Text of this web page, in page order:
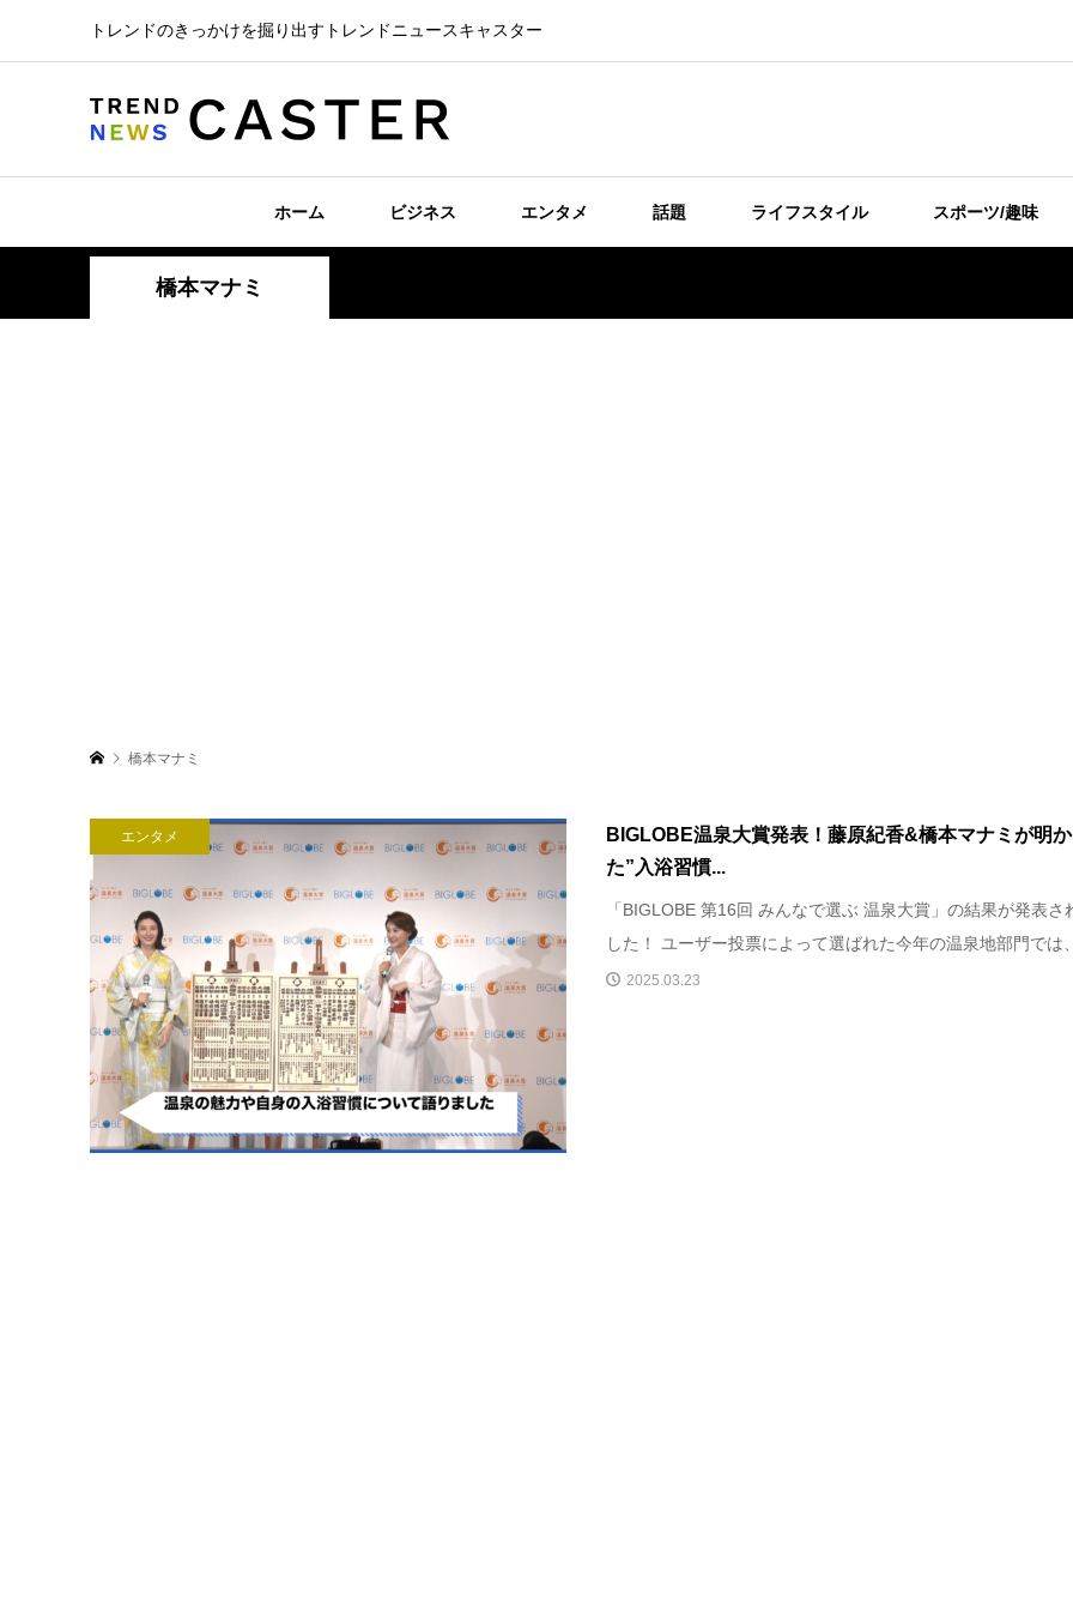
トレンドのきっかけを掘り出すトレンドニュースキャスター
ホーム ビジネス エンタメ 話題 ライフスタイル スポーツ/趣味
橋本マナミ
橋本マナミ
エンタメ
BIGLOBE温泉大賞発表！藤原紀香&橋本マナミが明
た”入浴習慣...
「BIGLOBE 第16回 みんなで選ぶ 温泉大賞」の結果が発表さ
した！ ユーザー投票によって選ばれた今年の温泉地部門では
2025.03.23